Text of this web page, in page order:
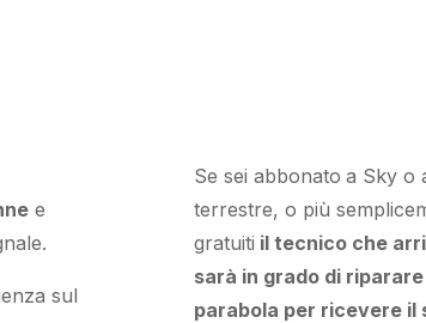
e
sul
Se sei abbonato a Skyo
terrestre, o più
gratuiti il tecnico che
sarà in grado di riparare
parabola per ricevere il